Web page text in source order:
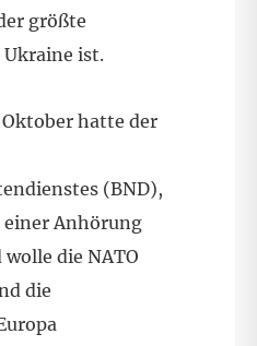
größte
ist.
hatte der
(BND),
einer Anhörung
wolle die NATO
die